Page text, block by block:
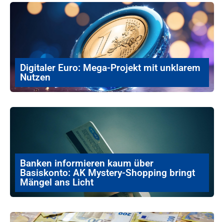
Digitaler Euro: Mega-Projekt mit unklarem
Nutzen
Banken informieren kaum über
Basiskonto: AK Mystery-Shopping bringt
Mängel ans Licht